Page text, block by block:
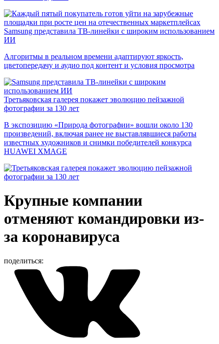
Samsung представила ТВ-линейки с широким использованием
ИИ
Алгоритмы в реальном времени адаптируют яркость,
цветопередачу и аудио под контент и условия просмотра
Третьяковская галерея покажет эволюцию пейзажной
фотографии за 130 лет
В экспозицию «Природа фотографии» вошли около 130
произведений, включая ранее не выставлявшиеся работы
известных художников и снимки победителей конкурса
HUAWEI XMAGE
Крупные компании
отменяют командировки из-
за коронавируса
поделиться: